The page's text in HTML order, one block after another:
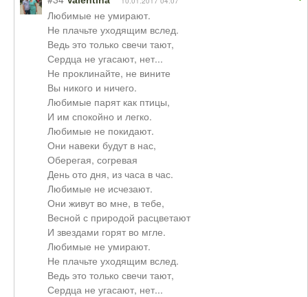
Любимые не умирают.
Не плачьте уходящим вслед.
Ведь это только свечи тают,
Сердца не угасают, нет...
Не проклинайте, не вините
Вы никого и ничего.
Любимые парят как птицы,
И им спокойно и легко.
Любимые не покидают.
Они навеки будут в нас,
Оберегая, согревая
День ото дня, из часа в час.
Любимые не исчезают.
Они живут во мне, в тебе,
Весной с природой расцветают
И звездами горят во мгле.
Любимые не умирают.
Не плачьте уходящим вслед.
Ведь это только свечи тают,
Сердца не угасают, нет...